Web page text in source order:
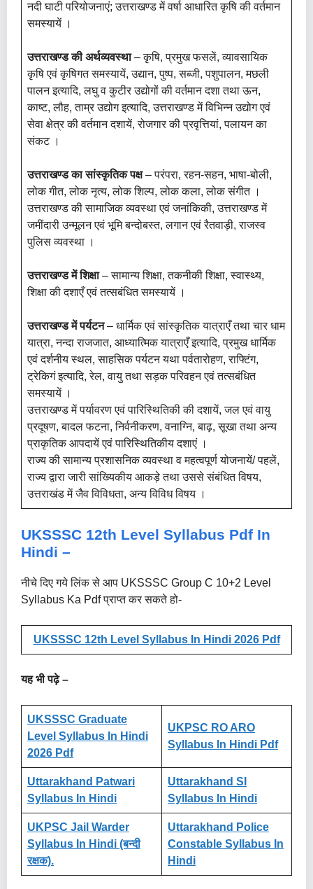
नदी घाटी परियोजनाएं; उत्तराखण्ड में वर्षा आधारित कृषि की वर्तमान
समस्यायें ।
उत्तराखण्ड की अर्थव्यवस्था– कृषि, प्रमुख फसलें, व्यावसायिक
कृषि एवं कृषिगत समस्यायें, उद्यान, पुष्प, सब्जी, पशुपालन, मछली
पालन इत्यादि, लघु व कुटीर उद्योगों की वर्तमान दशा तथा ऊन,
काष्ट, लौह, ताम्र उद्योग इत्यादि, उत्तराखण्ड में विभिन्न उद्योग एवं
सेवा क्षेत्र की वर्तमान दशायें, रोजगार की प्रवृत्तियां, पलायन का
संकट ।
उत्तराखण्ड का सांस्कृतिक पक्ष– परंपरा, रहन-सहन, भाषा-बोली,
लोक गीत, लोक नृत्य, लोक शिल्प, लोक कला, लोक संगीत ।
उत्तराखण्ड की सामाजिक व्यवस्था एवं जनांकिकी, उत्तराखण्ड में
जमींदारी उन्मूलन एवं भूमि बन्दोबस्त, लगान एवं रैतवाड़ी, राजस्व
पुलिस व्यवस्था ।
उत्तराखण्ड में शिक्षा– सामान्य शिक्षा, तकनीकी शिक्षा, स्वास्थ्य,
शिक्षा की दशाएँ एवं तत्सबंधित समस्यायें ।
उत्तराखण्ड में पर्यटन– धार्मिक एवं सांस्कृतिक यात्राएँ तथा चार धाम
यात्रा, नन्दा राजजात, आध्यात्मिक यात्राएँ इत्यादि, प्रमुख धार्मिक
एवं दर्शनीय स्थल, साहसिक पर्यटन यथा पर्वतारोहण, राफ्टिंग,
ट्रेकिगं इत्यादि, रेल, वायु तथा सड़क परिवहन एवं तत्सबंधित
समस्यायें ।
उत्तराखण्ड में पर्यावरण एवं पारिस्थितिकी की दशायें, जल एवं वायु
प्रदूषण, बादल फटना, निर्वनीकरण, वनाग्नि, बाढ़, सूखा तथा अन्य
प्राकृतिक आपदायें एवं पारिस्थितिकीय दशाएं ।
राज्य की सामान्य प्रशासनिक व्यवस्था व महत्वपूर्ण योजनायें/ पहलें,
राज्य द्वारा जारी सांख्यिकीय आकड़े तथा उससे संबंधित विषय,
उत्तराखंड में जैव विविधता, अन्य विविध विषय ।
UKSSSC 12th Level Syllabus Pdf In
Hindi –
नीचे दिए गये लिंक से आप UKSSSC Group C 10+2 Level
Syllabus Ka Pdf प्राप्त कर सकते हो-
UKSSSC 12th Level Syllabus In Hindi 2026 Pdf
यह भी पढ़े –
UKSSSC Graduate
Level Syllabus In Hindi
2026 Pdf
UKPSC RO ARO
Syllabus In Hindi Pdf
Uttarakhand Patwari
Syllabus In Hindi
Uttarakhand SI
Syllabus In Hindi
UKPSC Jail Warder
Syllabus In Hindi (बन्दी
रक्षक).
Uttarakhand Police
Constable Syllabus In
Hindi